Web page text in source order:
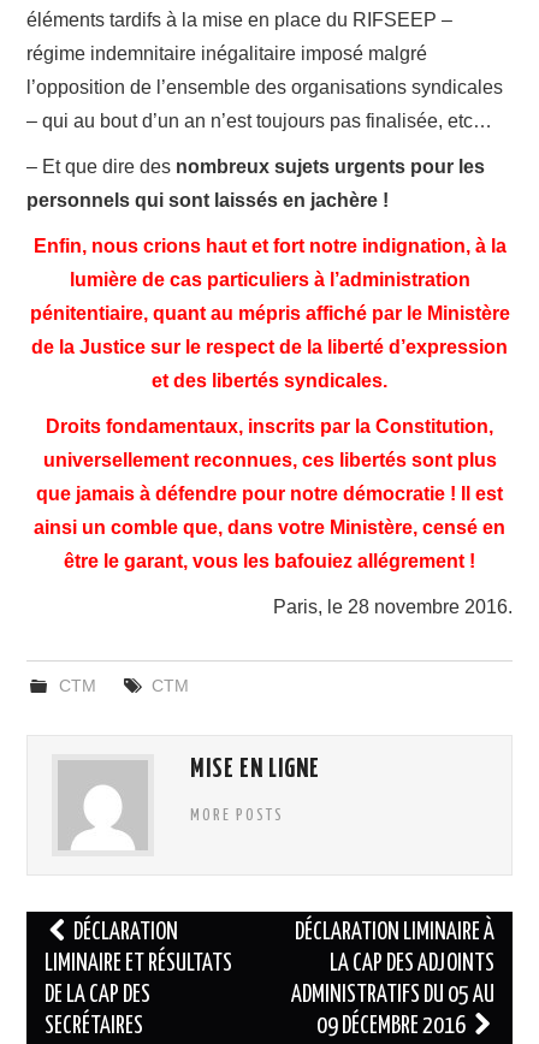
éléments tardifs à la mise en place du RIFSEEP –
régime indemnitaire inégalitaire imposé malgré
l’opposition de l’ensemble des organisations syndicales
– qui au bout d’un an n’est toujours pas finalisée, etc…
– Et que dire des nombreux sujets urgents pour les
personnels qui sont laissés en jachère !
Enfin, nous crions haut et fort notre indignation, à la
lumière de cas particuliers à l’administration
pénitentiaire, quant au mépris affiché par le Ministère
de la Justice sur le respect de la liberté d’expression
et des libertés syndicales.
Droits fondamentaux, inscrits par la Constitution,
universellement reconnues, ces libertés sont plus
que jamais à défendre pour notre démocratie ! Il est
ainsi un comble que, dans votre Ministère, censé en
être le garant, vous les bafouiez allégrement !
Paris, le 28 novembre 2016.
CTM CTM
MISE EN LIGNE
MORE POSTS
Navigation
des
articles
DÉCLARATION
LIMINAIRE ET RÉSULTATS
DE LA CAP DES
SECRÉTAIRES
DÉCLARATION LIMINAIRE À
LA CAP DES ADJOINTS
ADMINISTRATIFS DU 05 AU
09 DÉCEMBRE 2016